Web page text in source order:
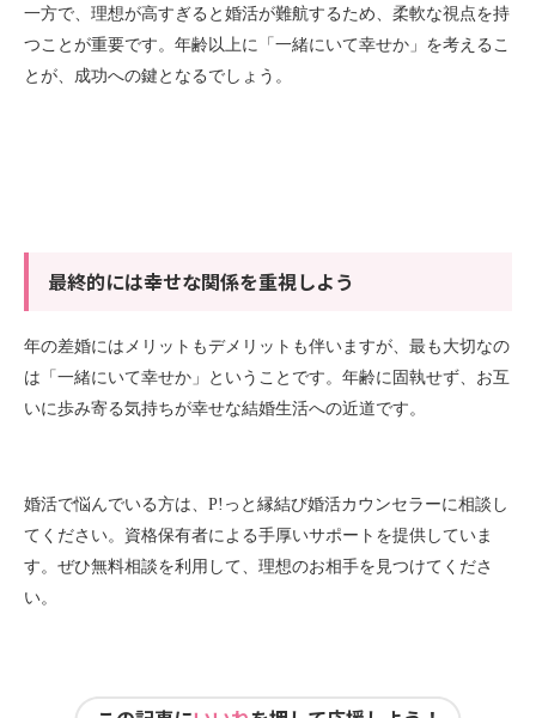
一方で、理想が高すぎると婚活が難航するため、柔軟な視点を持
つことが重要です。年齢以上に「一緒にいて幸せか」を考えるこ
とが、成功への鍵となるでしょう。
最終的には幸せな関係を重視しよう
年の差婚にはメリットもデメリットも伴いますが、最も大切なの
は「一緒にいて幸せか」ということです。年齢に固執せず、お互
いに歩み寄る気持ちが幸せな結婚生活への近道です。
婚活で悩んでいる方は、P!っと縁結び婚活カウンセラーに相談し
てください。資格保有者による手厚いサポートを提供していま
す。ぜひ無料相談を利用して、理想のお相手を見つけてくださ
い。